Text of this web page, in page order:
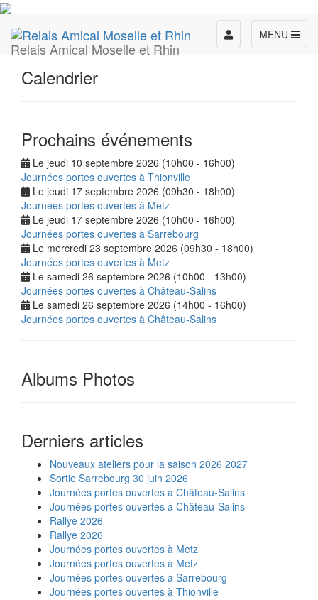
Relais Amical Moselle et Rhin
MENU
Toggle
navigation
Calendrier
Prochains événements
Le jeudi 10 septembre 2026 (10h00 - 16h00)
Journées portes ouvertes à Thionville
Le jeudi 17 septembre 2026 (09h30 - 18h00)
Journées portes ouvertes à Metz
Le jeudi 17 septembre 2026 (10h00 - 16h00)
Journées portes ouvertes à Sarrebourg
Le mercredi 23 septembre 2026 (09h30 - 18h00)
Journées portes ouvertes à Metz
Le samedi 26 septembre 2026 (10h00 - 13h00)
Journées portes ouvertes à Château-Salins
Le samedi 26 septembre 2026 (14h00 - 16h00)
Journées portes ouvertes à Château-Salins
Albums Photos
Derniers articles
Nouveaux ateliers pour la saison 2026 2027
Sortie Sarrebourg 30 juin 2026
Journées portes ouvertes à Château-Salins
Journées portes ouvertes à Château-Salins
Rallye 2026
Rallye 2026
Journées portes ouvertes à Metz
Journées portes ouvertes à Metz
Journées portes ouvertes à Sarrebourg
Journées portes ouvertes à Thionville